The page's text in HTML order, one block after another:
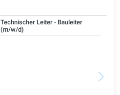
Technischer Leiter - Bauleiter
(m/w/d)